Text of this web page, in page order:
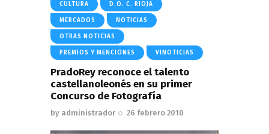
CULTURA D.O. C. RIOJA
MERCADOS NOTICIAS
OTRAS NOTICIAS
PREMIOS Y MENCIONES VINOTICIAS
PradoRey reconoce el talento
castellanoleonés en su primer
Concurso de Fotografía
by administrador 26 febrero 2010